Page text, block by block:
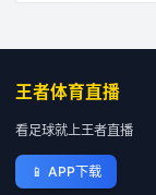
王者体育直播
看足球就上王者直播
📱 APP下载